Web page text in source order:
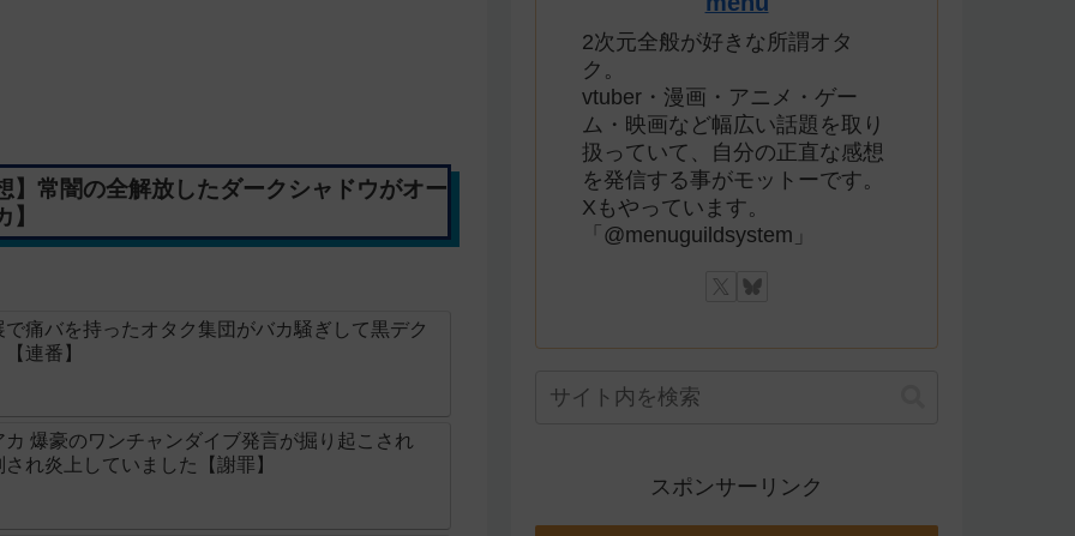
常闇の全解放したダークシャドウがオー
痛バを持ったオタク集団がバカ騒ぎして黒デク
連番】
爆豪のワンチャンダイブ発言が掘り起こされ
れ炎上していました【謝罪】
2次元全般が好きな所謂オタ
ク。
vtuber・漫画・アニメ・ゲー
ム・映画など幅広い話題を取り
扱っていて、自分の正直な感想
を発信する事がモットーです。
Xもやっています。
「@menuguildsystem」
スポンサーリンク